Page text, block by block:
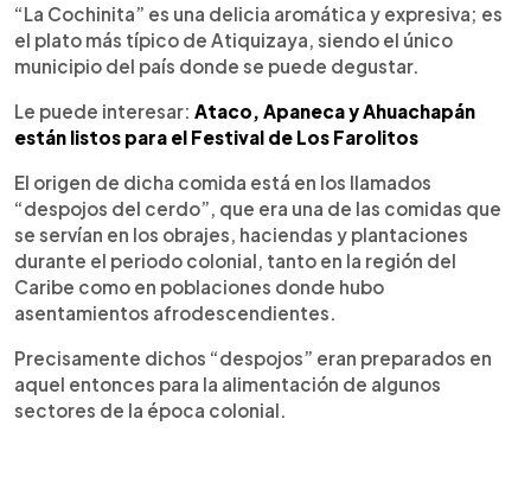
“La Cochinita” es una delicia aromática y expresiva; es
el plato más típico de Atiquizaya, siendo el único
municipio del país donde se puede degustar.
Le puede interesar: Ataco, Apaneca y Ahuachapán
están listos para el Festival de Los Farolitos
El origen de dicha comida está en los llamados
“despojos del cerdo”, que era una de las comidas que
se servían en los obrajes, haciendas y plantaciones
durante el periodo colonial, tanto en la región del
Caribe como en poblaciones donde hubo
asentamientos afrodescendientes.
Precisamente dichos “despojos” eran preparados en
aquel entonces para la alimentación de algunos
sectores de la época colonial.